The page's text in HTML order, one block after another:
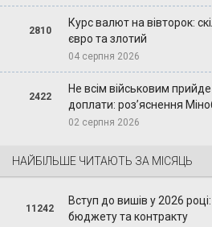
2810
Курс валют на вівторок:
євро та злотий
04 серпня 2026
2422
Не всім військовим
доплати: роз’яснення
02 серпня 2026
НАЙБІЛЬШЕ ЧИТАЮТЬ ЗА МІСЯЦЬ
11242
Вступ до вишів у 2026
бюджету та контракту